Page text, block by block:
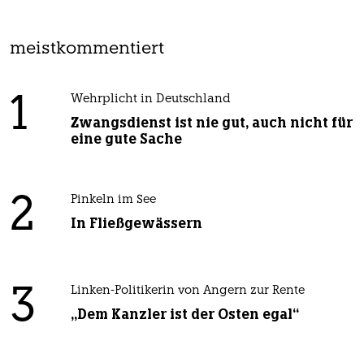
meistkommentiert
1 Wehrplicht in Deutschland
Zwangsdienst ist nie gut, auch nicht für
eine gute Sache
2 Pinkeln im See
In Fließgewässern
3 Linken-Politikerin von Angern zur Rente
„Dem Kanzler ist der Osten egal“